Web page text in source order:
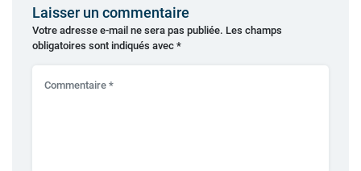
Laisser un commentaire
Votre adresse e-mail ne sera pas publiée. Les champs
obligatoires sont indiqués avec *